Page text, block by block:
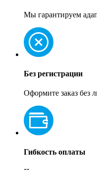
Мы гарантируем
Без регистрации
Оформите заказ без
Гибкость оплаты